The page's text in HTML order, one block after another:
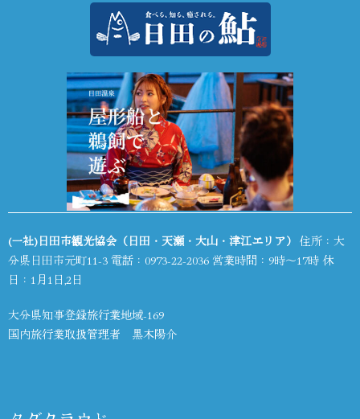
(一社)日田市観光協会（日田・天瀬・大山・津江エリア） 住所：大
分県日田市元町11-3 電話： 0973-22-2036 営業時間：9時～17時 休
日：1月1日,2日
大分県知事登録旅行業地域-169
国内旅行業取扱管理者 黒木陽介